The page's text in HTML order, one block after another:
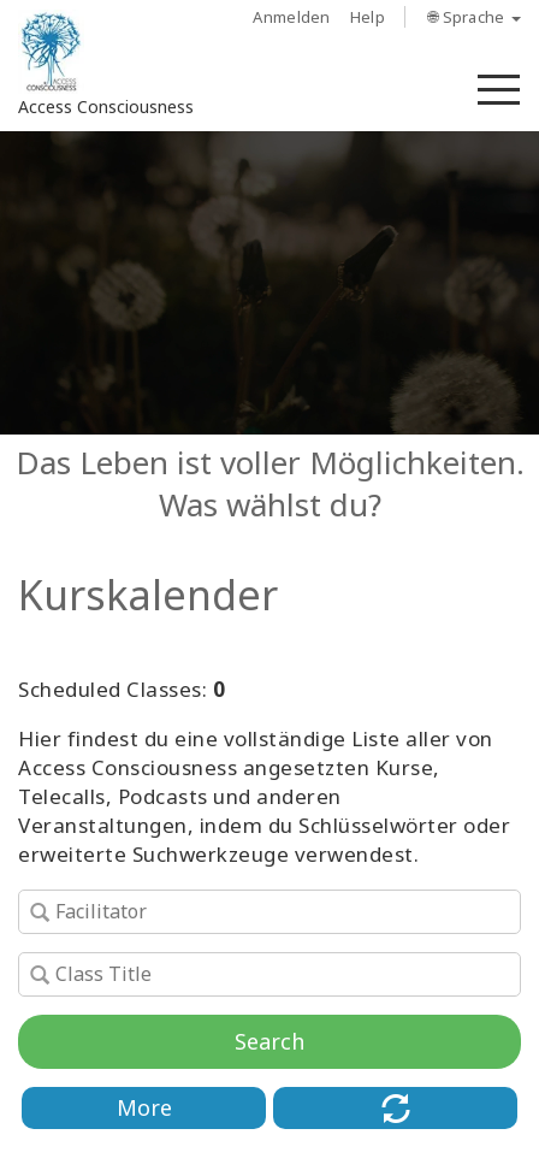
Anmelden Help 🌐 Sprache
Access Consciousness
Konto
Bars
Regionen
More
Neuigkeiten
KONTAKT
Das Leben ist voller Möglichkeiten.
Was wählst du?
Kurskalender
Scheduled Classes: 0
Hier findest du eine vollständige Liste aller von
Access Consciousness angesetzten Kurse,
Telecalls, Podcasts und anderen
Veranstaltungen, indem du Schlüsselwörter oder
erweiterte Suchwerkzeuge verwendest.
Search
More